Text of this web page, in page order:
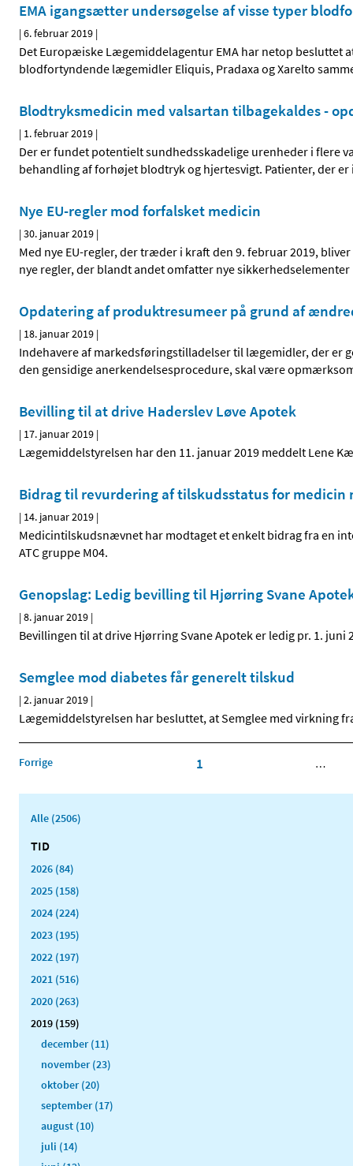
EMA igangsætter undersøgelse af visse typer
|6. februar 2019 |
Det Europæiske Lægemiddelagentur EMA har netop besluttet
blodfortyndende lægemidler Eliquis, Pradaxa og Xarelto
Blodtryksmedicin med valsartan tilbagekaldes -
| 1. februar 2019 |
Der er fundet potentielt sundhedsskadelige urenheder i flere
behandling af forhøjet blodtryk og hjertesvigt. Patienter, der
Nye EU-regler mod forfalsket medicin
|30. januar 2019 |
Med nye EU-regler, der træder i kraft den 9. februar 2019,
nye regler, der blandt andet omfatter nye
Opdatering af produktresumeer på grund af
| 18. januar 2019 |
Indehavere af markedsføringstilladelser til lægemidler, der er
den gensidige anerkendelsesprocedure, skal være
Bevilling til at drive Haderslev Løve Apotek
| 17. januar 2019 |
Lægemiddelstyrelsen har den 11. januar 2019 meddelt Lene
Bidrag til revurdering af tilskudsstatus for medicin
| 14. januar 2019 |
Medicintilskudsnævnet har modtaget et enkelt bidrag fra en
ATC gruppe M04.
Genopslag: Ledig bevilling til Hjørring Svane
|8. januar 2019 |
Bevillingen til at drive Hjørring Svane Apotek er ledig pr. 1. juni
Semglee mod diabetes får generelt tilskud
|2. januar 2019 |
Lægemiddelstyrelsen har besluttet, at Semglee med virkning
Forrige 1 …
Alle (2506)
TID
2026 (84)
2025 (158)
2024 (224)
2023 (195)
2022 (197)
2021 (516)
2020 (263)
2019 (159)
december (11)
november (23)
oktober (20)
september (17)
august (10)
juli (14)